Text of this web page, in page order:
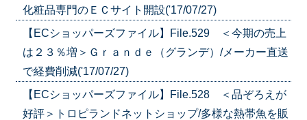
化粧品専門のＥＣサイト開設('17/07/27)
【ECショッパーズファイル】File.529 ＜今期の売上
は２３％増＞Ｇｒａｎｄｅ（グランデ）/メーカー直送
で経費削減('17/07/27)
【ECショッパーズファイル】File.528 ＜品ぞろえが
好評＞トロピランドネットショップ/多様な熱帯魚を販